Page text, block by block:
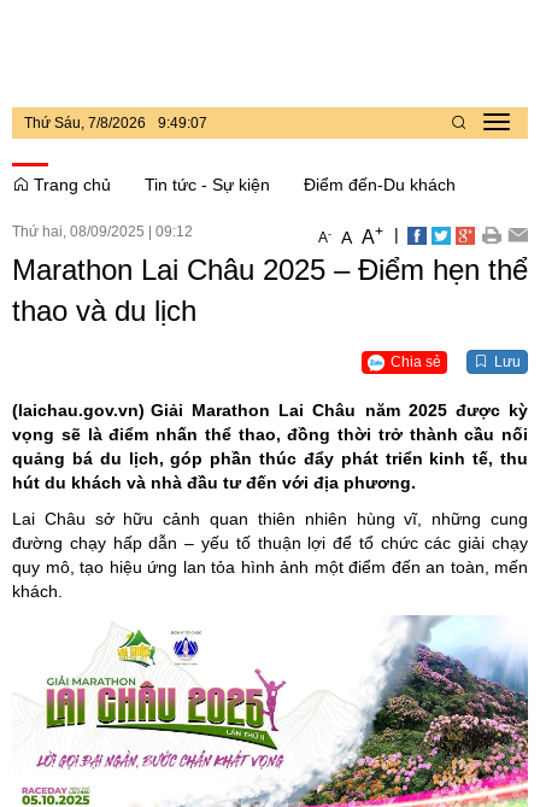
Thứ Sáu, 7/8/2026 9:49:07
Trang chủ
Tin tức - Sự kiện Điểm đến-Du khách
Thứ hai, 08/09/2025 09:12 A- A A+ |
Marathon Lai Châu 2025 – Điểm hẹn thể
thao và du lịch
Chia sẻ Lưu
(laichau.gov.vn) Giải Marathon Lai Châu năm 2025 được kỳ
vọng sẽ là điểm nhấn thể thao, đồng thời trở thành cầu nối
quảng bá du lịch, góp phần thúc đẩy phát triển kinh tế, thu
hút du khách và nhà đầu tư đến với địa phương.
Lai Châu sở hữu cảnh quan thiên nhiên hùng vĩ, những cung
đường chạy hấp dẫn – yếu tố thuận lợi để tổ chức các giải chạy
quy mô, tạo hiệu ứng lan tỏa hình ảnh một điểm đến an toàn, mến
khách.